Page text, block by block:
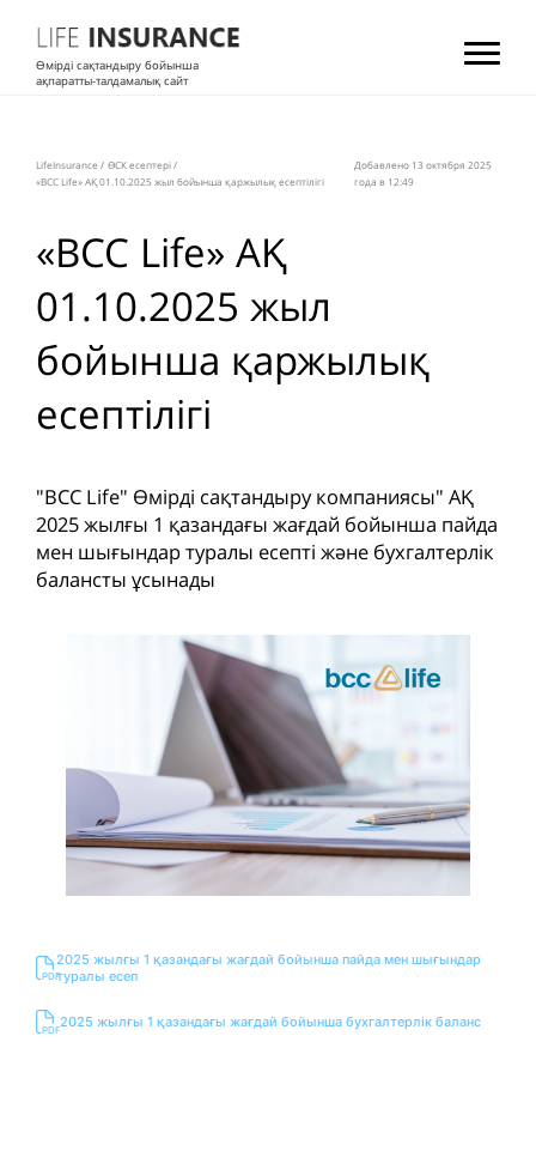
Өмірді сақтандыру бойынша
ақпаратты-талдамалық сайт
LifeInsurance / ӨСК есептері/
«BCC Life» АҚ 01.10.2025 жыл бойынша қаржылық есептілігі
Добавлено 13 октября 2025
года в 12:49
«BCC Life» АҚ
01.10.2025 жыл
бойынша қаржылық
есептілігі
"BCC Life" Өмірді сақтандыру компаниясы" АҚ
2025 жылғы 1 қазандағы жағдай бойынша пайда
мен шығындар туралы есепті және бухгалтерлік
балансты ұсынады
2025 жылғы 1 қазандағы жағдай бойынша пайда мен шығындар
туралы есеп
2025 жылғы 1 қазандағы жағдай бойынша бухгалтерлік баланс